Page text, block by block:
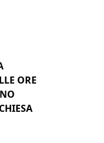
ORE